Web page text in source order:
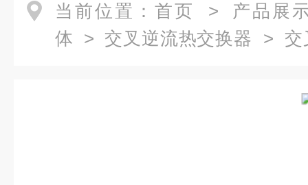
当前位置： 首页 > 产品展
体 > 交叉逆流热交换器 > 交